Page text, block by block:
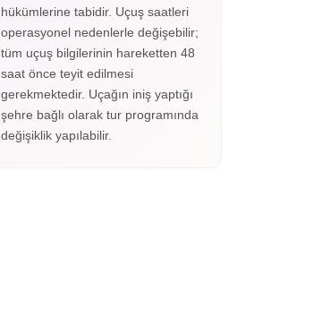
hükümlerine tabidir. Uçuş saatleri
operasyonel nedenlerle değişebilir;
tüm uçuş bilgilerinin hareketten 48
saat önce teyit edilmesi
gerekmektedir. Uçağın iniş yaptığı
şehre bağlı olarak tur programında
değişiklik yapılabilir.